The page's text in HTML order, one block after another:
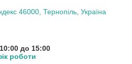
46000, Тернопіль, Україна
до 15:00
роботи